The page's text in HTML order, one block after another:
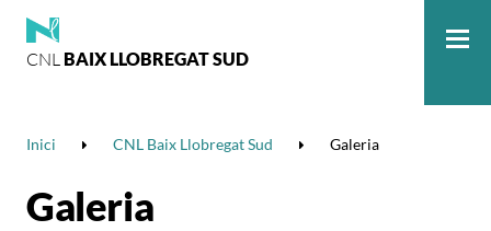
CNL BAIX LLOBREGAT SUD
Inici CNL Baix Llobregat Sud Galeria
Galeria